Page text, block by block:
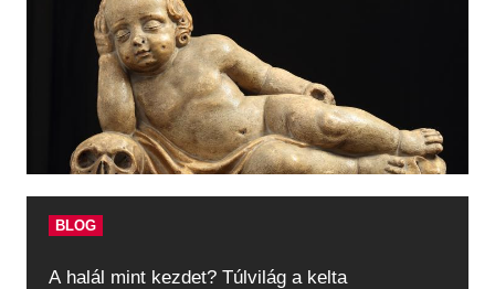
BLOG
A halál mint kezdet? Túlvilág a kelta